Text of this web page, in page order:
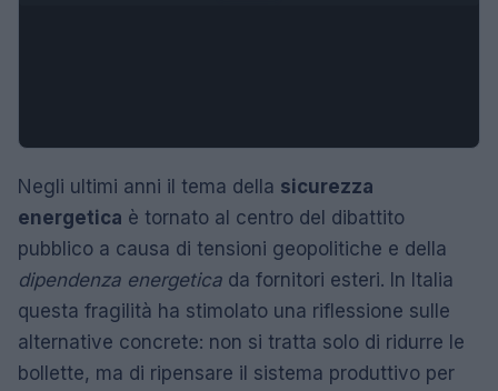
Negli ultimi anni il tema della sicurezza
energetica è tornato al centro del dibattito
pubblico a causa di tensioni geopolitiche e della
dipendenza energetica da fornitori esteri. In Italia
questa fragilità ha stimolato una riflessione sulle
alternative concrete: non si tratta solo di ridurre le
bollette, ma di ripensare il sistema produttivo per